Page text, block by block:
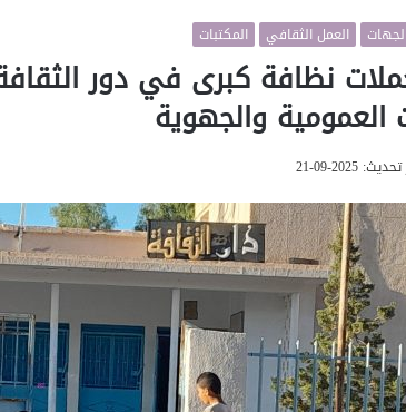
العمل الثقافي المكتبات
نظافة كبرى في دور الثقافة
العمومية والجهوية
2025-09-21